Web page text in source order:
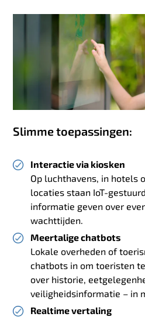
Slimme toepassingen:
Interactie via kiosken
Op luchthavens, in hotels
locaties staan IoT-
informatie geven over
wachttijden.
Meertalige chatbots
Lokale overheden of
chatbots in om toeristen
over historie,
veiligheidsinformatie – in
Realtime vertaling